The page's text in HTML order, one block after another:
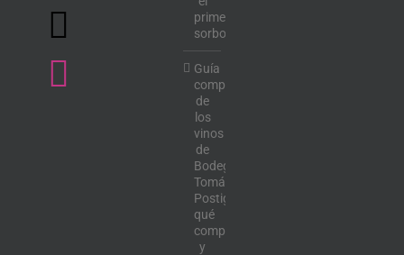
primer
sorbo
Guía
completa
de
los
vinos
de
Bodega
Tomás
Postigo:
qué
comprar
y